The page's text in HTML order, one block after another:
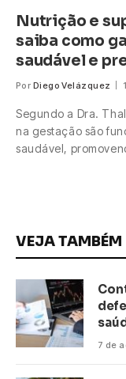
Nutrição e
saiba como
saudável e
Por Diego Velázquez
Segundo a Dra.
na gestação são
saudável,
VEJA TAMBÉM
7 de